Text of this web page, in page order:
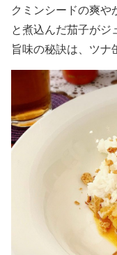
クミンシードの爽や
と煮込んだ茄子がジ
旨味の秘訣は、ツ